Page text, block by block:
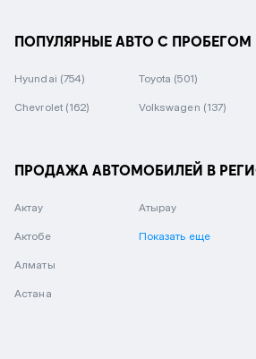
ПОПУЛЯРНЫЕ АВТО С ПРОБЕГОМ
Hyundai (754) Toyota (501)
Chevrolet (162) Volkswagen (137)
ПРОДАЖА АВТОМОБИЛЕЙ В
Актау
Актобе
Алматы
Астана
Атырау
Показать еще